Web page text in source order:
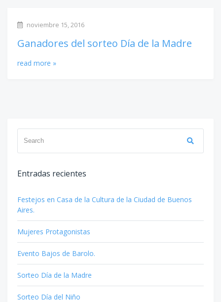
noviembre 15, 2016
Ganadores del sorteo Día de la Madre
read more »
for:
Entradas recientes
Festejos en Casa de la Cultura de la Ciudad de Buenos
Aires.
Mujeres Protagonistas
Evento Bajos de Barolo.
Sorteo Día de la Madre
Sorteo Día del Niño